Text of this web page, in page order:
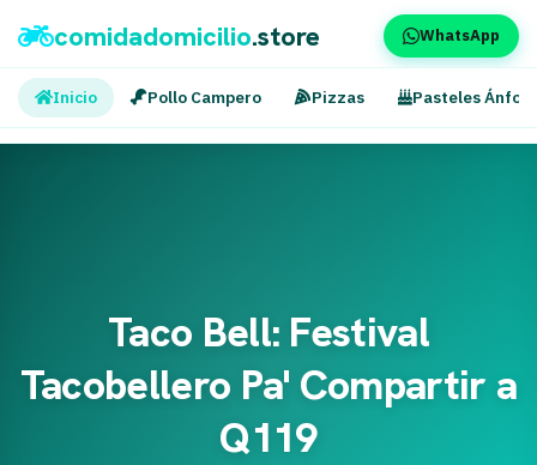
comidadomicilio.store WhatsApp
Inicio Pollo Campero Pizzas Pasteles Ánfora
Taco Bell: Festival
Tacobellero Pa' Compartir a
Q119